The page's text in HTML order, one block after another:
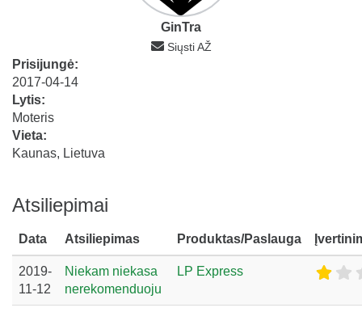
GinTra
Siųsti AŽ
Prisijungė:
2017-04-14
Lytis:
Moteris
Vieta:
Kaunas, Lietuva
Atsiliepimai
Data Atsiliepimas Produktas/Paslauga
2019-
11-12
Niekam niekasa
nerekomenduoju
LP Express